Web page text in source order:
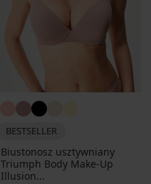
BESTSELLER
Biustonosz usztywniany
Triumph Body Make-Up
Illusion...